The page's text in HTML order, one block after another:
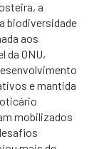
a
biodiversidade
aos
da ONU,
e mantida
mobilizados